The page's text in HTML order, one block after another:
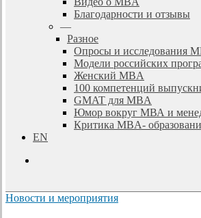
Благодарности и отзывы
—
Разное
Опросы и исследования
Модели российских
Женский MBA
100 компетенций
GMAT для MBA
Юмор вокруг МВА и
Критика MBA-
EN
Новости и мероприятия